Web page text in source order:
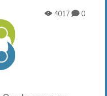
X4017K0